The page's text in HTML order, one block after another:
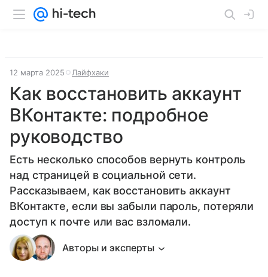
12 марта 2025 Лайфхаки
Как восстановить аккаунт
ВКонтакте: подробное
руководство
Есть несколько способов вернуть контроль
над страницей в социальной сети.
Рассказываем, как восстановить аккаунт
ВКонтакте, если вы забыли пароль, потеряли
доступ к почте или вас взломали.
Авторы и эксперты